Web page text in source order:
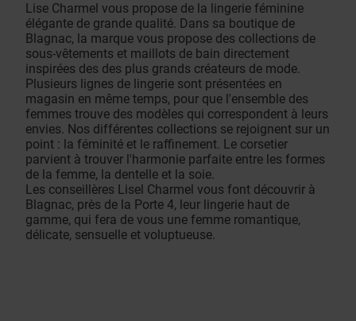
Lise Charmel vous propose de la lingerie féminine
élégante de grande qualité. Dans sa boutique de
Blagnac, la marque vous propose des collections de
sous-vêtements et maillots de bain directement
inspirées des des plus grands créateurs de mode.
Plusieurs lignes de lingerie sont présentées en
magasin en même temps, pour que l'ensemble des
femmes trouve des modèles qui correspondent à leurs
envies. Nos différentes collections se rejoignent sur un
point : la féminité et le raffinement. Le corsetier
parvient à trouver l'harmonie parfaite entre les formes
de la femme, la dentelle et la soie.
Les conseillères Lisel Charmel vous font découvrir à
Blagnac, près de la Porte 4, leur lingerie haut de
gamme, qui fera de vous une femme romantique,
délicate, sensuelle et voluptueuse.